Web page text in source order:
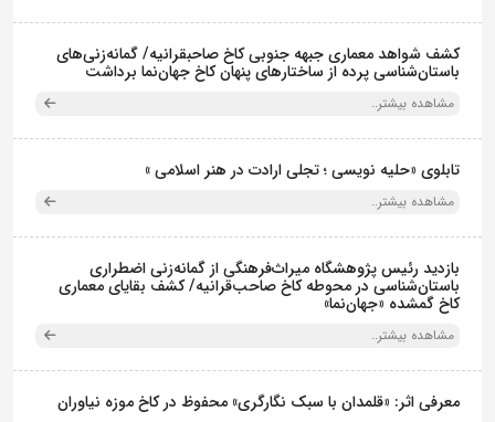
کشف شواهد معماری جبهه جنوبی کاخ صاحبقرانیه/ گمانه‌زنی‌های
باستان‌شناسی پرده از ساختارهای پنهان کاخ جهان‌نما برداشت
مشاهده بیشتر..
تابلوی «حلیه نویسی ؛ تجلی ارادت در هنر اسلامی »
مشاهده بیشتر..
بازدید رئیس پژوهشگاه میراث‌فرهنگی از گمانه‌زنی اضطراری
باستان‌شناسی در محوطه کاخ صاحب‌قرانیه/ کشف بقایای معماری
کاخ گمشده «جهان‌نما»
مشاهده بیشتر..
معرفی اثر: «قلمدان با سبک نگارگری» محفوظ در کاخ موزه نیاوران